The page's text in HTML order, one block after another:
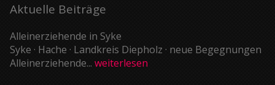
Aktuelle Beiträge
Alleinerziehende in Syke
Syke · Hache · Landkreis Diepholz · neue Begegnungen
Alleinerziehende... weiterlesen